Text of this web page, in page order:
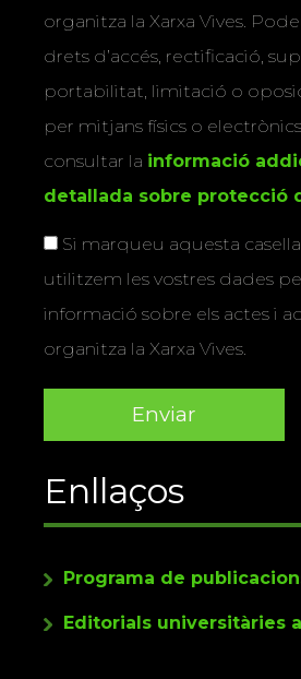
organitza la Xarxa Vives.
drets d’accés, rectificació,
portabilitat, limitació o
per mitjans físics o
consultar la informació
detallada sobre protecció
Si marqueu aquesta
utilitzem les vostres dades
informació sobre els actes i
organitza la Xarxa Vives.
Enllaços
Programa de
Editorials universitàries